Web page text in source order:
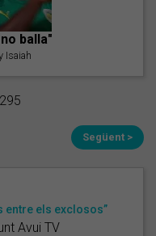
balla"
Isaiah
Següent >
entre els exclosos”
Avui TV